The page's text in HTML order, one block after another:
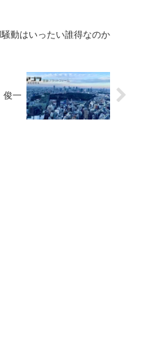
騒動はいったい誰得なのか
俊一